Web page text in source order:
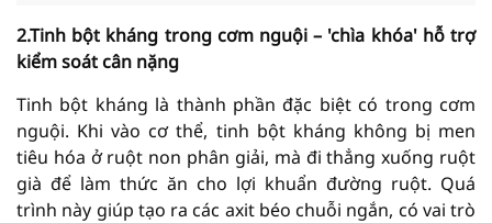
2.Tinh bột kháng trong cơm nguội – 'chìa khóa' hỗ trợ
kiểm soát cân nặng
Tinh bột kháng là thành phần đặc biệt có trong cơm
nguội. Khi vào cơ thể, tinh bột kháng không bị men
tiêu hóa ở ruột non phân giải, mà đi thẳng xuống ruột
già để làm thức ăn cho lợi khuẩn đường ruột. Quá
trình này giúp tạo ra các axit béo chuỗi ngắn, có vai trò